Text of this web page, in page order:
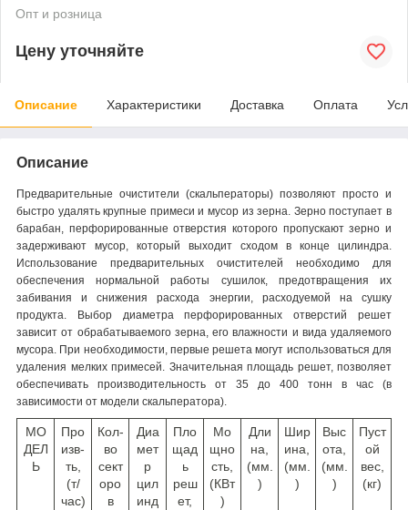
Опт и розница
Цену уточняйте
Описание Характеристики Доставка Оплата
Описание
Предварительные очистители (скальператоры) позволяют просто и
быстро удалять крупные примеси и мусор из зерна. Зерно поступает в
барабан, перфорированные отверстия которого пропускают зерно и
задерживают мусор, который выходит сходом в конце цилиндра.
Использование предварительных очистителей необходимо для
обеспечения нормальной работы сушилок, предотвращения их
забивания и снижения расхода энергии, расходуемой на сушку
продукта. Выбор диаметра перфорированных отверстий решет
зависит от обрабатываемого зерна, его влажности и вида удаляемого
мусора. При необходимости, первые решета могут использоваться для
удаления мелких примесей. Значительная площадь решет, позволяет
обеспечивать производительность от 35 до 400 тонн в час (в
зависимости от модели скальператора).
МО
ДЕЛ
Ь
Про
изв-
ть,
(т/
час)
Кол-
во
сект
оро
в
Диа
мет
р
цил
инд
Пло
щад
ь
реш
ет,
Мо
щно
сть,
(КВт
)
Дли
на,
(мм.
)
Шир
ина,
(мм.
)
Выс
ота,
(мм.
)
Пуст
ой
вес,
(кг)